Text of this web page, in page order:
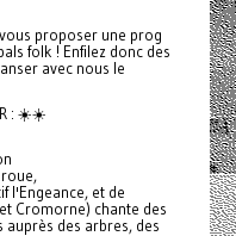
proposer une prog
folk ! Enfilez donc des
avec nous le
: ☀️☀️
l'Engeance, et de
Cromorne) chante des
auprès des arbres, des